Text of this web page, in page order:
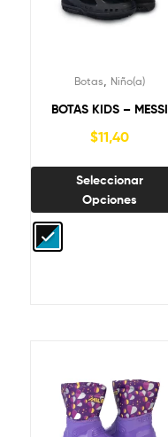
Botas, Niño(a)
BOTAS KIDS – MESSI
$11,40
Seleccionar
Opciones